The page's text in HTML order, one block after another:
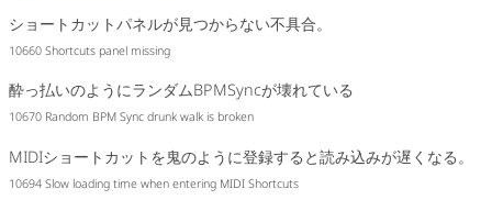
ショートカットパネルが見つからない不具合。
10660 Shortcuts panel missing
酔っ払いのようにランダムBPMSyncが壊れている
10670 Random BPM Sync drunk walk is broken
MIDIショートカットを鬼のように登録すると読み込みが遅くなる。
10694 Slow loading time when entering MIDI Shortcuts